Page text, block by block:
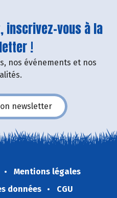
inscrivez-vous à la
!
nos événements et nos
newsletter
Mentions légales
données
CGU